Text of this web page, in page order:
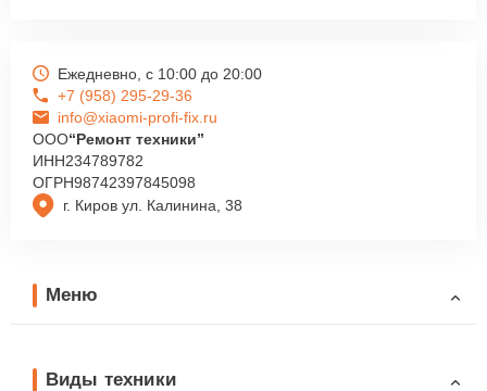
г. Киров ул. Калинина, 38
Ежедневно, с 10:00 до 20:00
+7 (958) 295-29-36
info@xiaomi-profi-fix.ru
ООО“Ремонт техники”
ИНН234789782
ОГРН98742397845098
Меню
Виды техники